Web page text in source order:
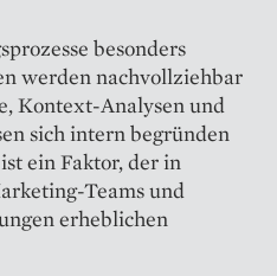
besonders
werden nachvollziehbar
Kontext-Analysen und
sich intern begründen
ein Faktor, der in
Teams und
erheblichen